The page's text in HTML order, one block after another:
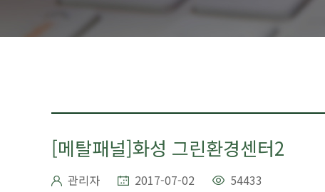
[메탈패널]화성 그린환경센터2
관리자 2017-07-02 54433